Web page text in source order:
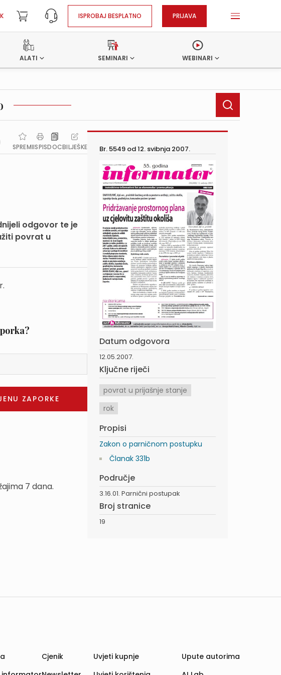
ISPROBAJ BESPLATNO PRIJAVA
ALATI SEMINARI WEBINARI
SPREMIISPISDOCBILJEŠKE
odgovor te je
povrat u
7 dana.
Br. 5549 od12. svibnja 2007.
Datum odgovora
12.05.2007.
Ključne riječi
povrat u prijašnje stanje
rok
Propisi
Zakon o parničnom postupku
Članak 331b
Područje
3.16.01. Parnični postupak
Broj stranice
19
Cjenik
Uvjeti kupnje
Upute autorima